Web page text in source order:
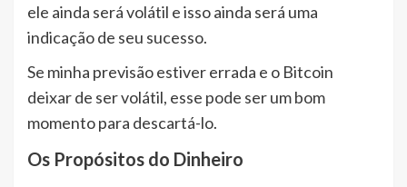
ele ainda será volátil e isso ainda será uma
indicação de seu sucesso.
Se minha previsão estiver errada e o Bitcoin
deixar de ser volátil, esse pode ser um bom
momento para descartá-lo.
Os Propósitos do Dinheiro